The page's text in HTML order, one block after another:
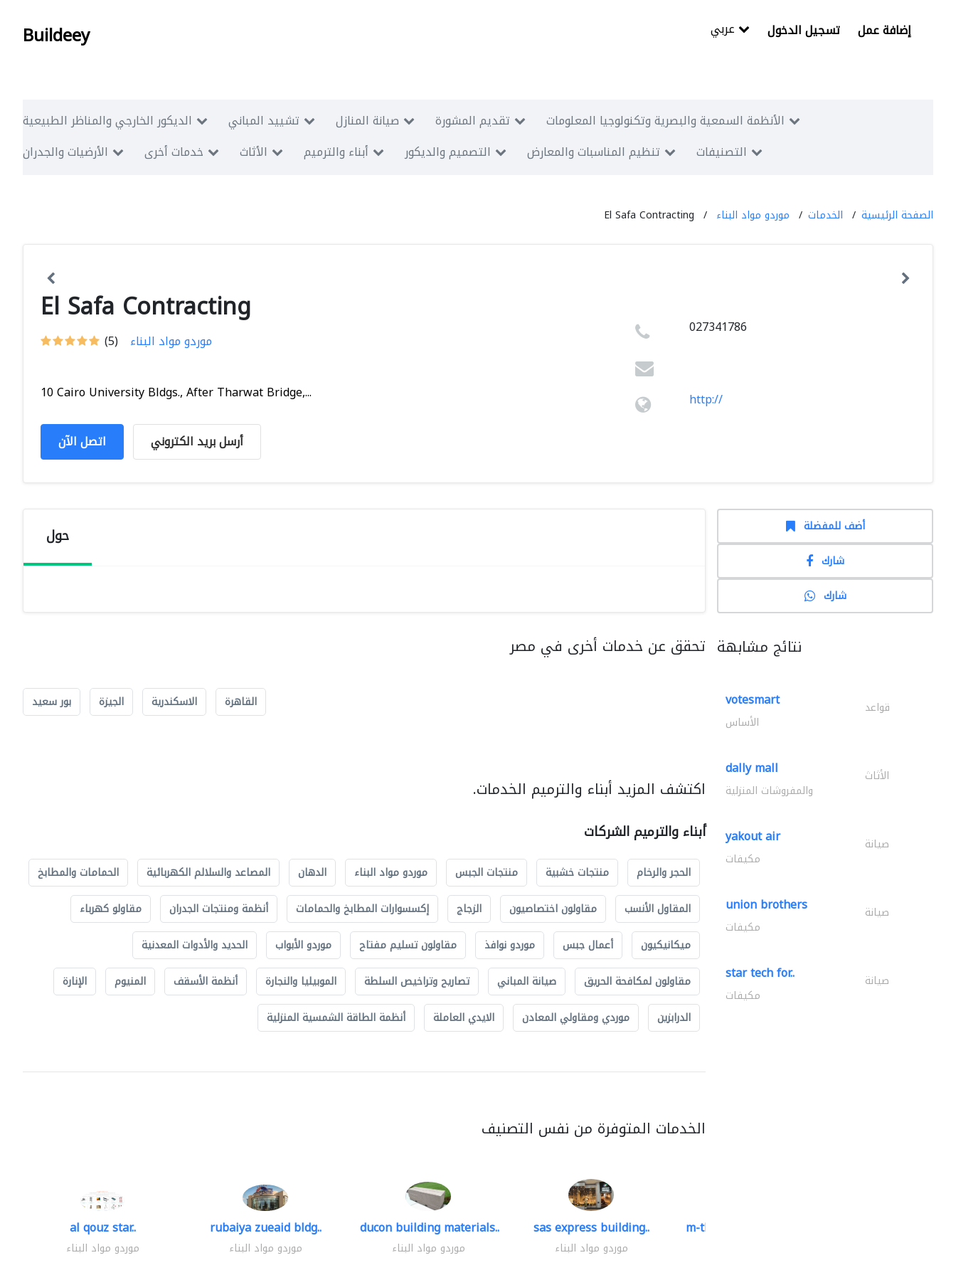
Buildeey تسجيل الدخول إضافة عمل
الديكور الخارجي والمناظر الطبيعية تشييد المباني صيانة المنازل تقديم المشورة
الأنظمة السمعية والبصرية وتكنولوجيا المعلومات
الأرضيات والجدران
خدمات أخرى الأثاث أبناء والترميم التصميم والديكور تنظيم المناسبات والمعارض التصنيفات
الصفحة الرئيسية الخدمات موردو مواد البناء El Safa Contracting
El Safa Contracting
(5) موردو مواد البناء
10 Cairo University Bldgs., After Tharwat Bridge,...
اتصل الآن أرسل بريد الكتروني
027341786
http://
حول
تحقق عن خدمات أخرى في مصر
القاهرة الاسكندرية الجيزة بور سعيد
اكتشف المزيد أبناء والترميم الخدمات.
أبناء والترميم الشركات
الحجر والرخام منتجات خشبية منتجات الجبس موردو مواد البناء الدهان المصاعد والسلالم الكهربائية
الحمامات والمطابخ
المقاول الأنسب
مقاولون اختصاصيون الزجاج إكسسوارات المطابخ والحمامات أنظمة ومنتجات الجدران
مقاولو كهرباء
ميكانيكيون
أعمال جبس موردو نوافذ مقاولون تسليم مفتاح موردو الأبواب
الحديد والأدوات المعدنية
مقاولون لمكافحة الحريق
صيانة المباني تصاريح وتراخيص السلطة الموبيليا والنجارة أنظمة الأسقف المنيوم
الإنارة
الدرابزين
موردي ومقاولي المعادن الايدي العاملة أنظمة الطاقة الشمسية المنزلية
الخدمات المتوفرة من نفس التصنيف
al qouz star..
موردو مواد البناء
rubaiya zueaid bldg..
موردو مواد البناء
ducon building materials..
موردو مواد البناء
sas express building..
موردو مواد البناء
m-three building materials
أضف للمفضلة
شارك
شارك
نتائج مشابهة
votesmart قواعد
الأساس
dally mall الأثاث
والمفروشات المنزلية
yakout air صيانة
مكيفات
union brothers صيانة
مكيفات
star tech for.. صيانة
مكيفات